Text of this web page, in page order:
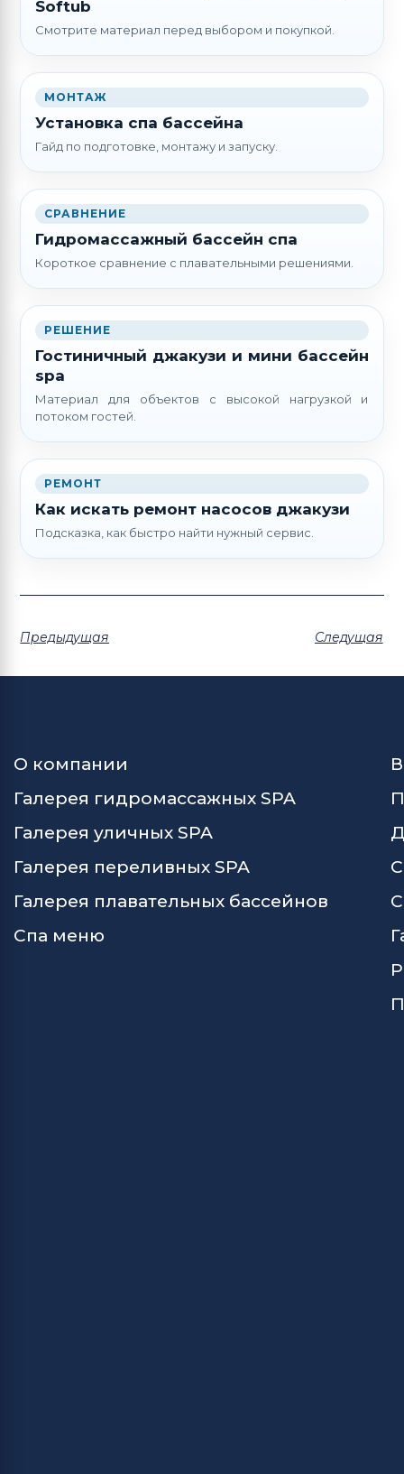
Softub
Смотрите материал перед выбором и покупкой.
МОНТАЖ
Установка спа бассейна
Гайд по подготовке, монтажу и запуску.
СРАВНЕНИЕ
Гидромассажный бассейн спа
Короткое сравнение с плавательными решениями.
РЕШЕНИЕ
Гостиничный джакузи и мини бассейн
spa
Материал для объектов с высокой нагрузкой и
потоком гостей.
РЕМОНТ
Как искать ремонт насосов джакузи
Подсказка, как быстро найти нужный сервис.
Предыдущая Следущая
О компании
Галерея гидромассажных SPA
Галерея уличных SPA
Галерея переливных SPA
Галерея плавательных бассейнов
Спа меню